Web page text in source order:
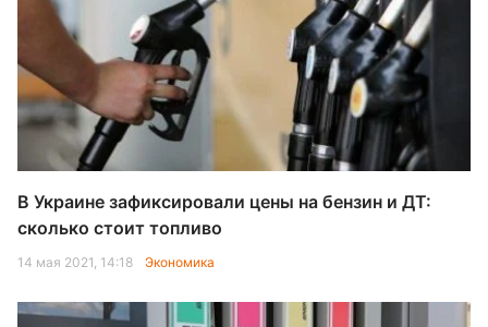
В Украине зафиксировали цены на бензин и ДТ:
сколько стоит топливо
14 мая 2021, 14:18 Экономика